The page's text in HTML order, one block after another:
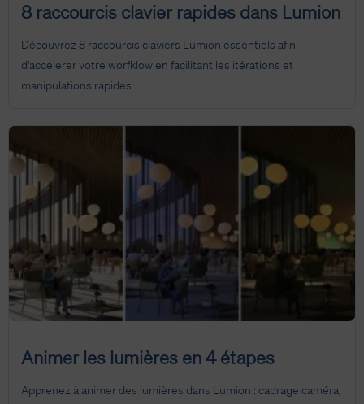
8 raccourcis clavier rapides dans Lumion
Découvrez 8 raccourcis claviers Lumion essentiels afin
d'accélerer votre worfklow en facilitant les itérations et
manipulations rapides.
Animer les lumières en 4 étapes
Apprenez à animer des lumières dans Lumion : cadrage caméra,